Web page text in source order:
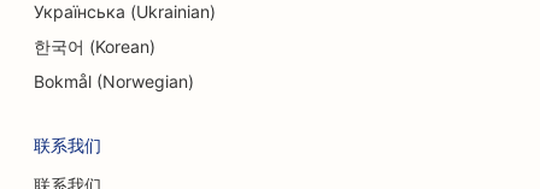
整容服务的搜索引擎优化
家庭餐馆的搜索引擎优化
Українська (Ukrainian)
한국어 (Korean)
Bokmål (Norwegian)
联系我们
联系我们